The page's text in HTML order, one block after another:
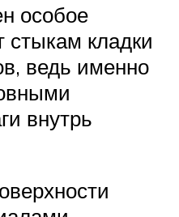
особое
кладки
ведь именно
внутрь